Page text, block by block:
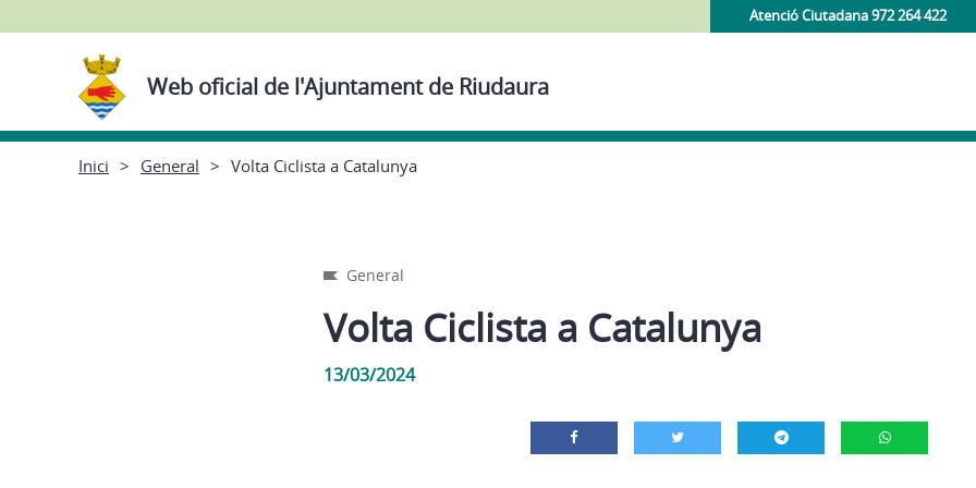
Atenció Ciutadana 972 264 422
Web oficial de l'Ajuntament de Riudaura
Inici General Volta Ciclista a Catalunya
General
Volta Ciclista a Catalunya
13/03/2024